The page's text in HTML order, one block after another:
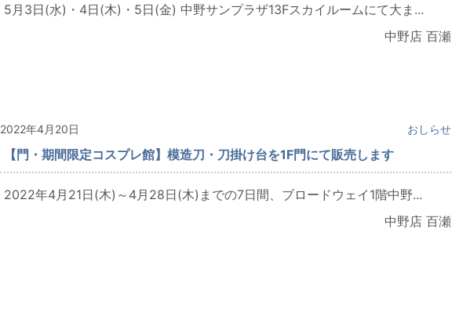
5月3日(水)・4日(木)・5日(金) 中野サンプラザ13Fスカイルームにて大ま...
中野店 百瀬
2022年4月20日 おしらせ
【門・期間限定コスプレ館】模造刀・刀掛け台を1F門にて販売します
2022年4月21日(木)～4月28日(木)までの7日間、ブロードウェイ1階中野...
中野店 百瀬